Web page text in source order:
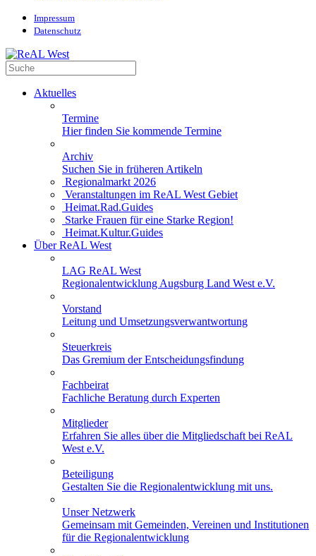
Impressum
Datenschutz
Aktuelles
Termine
Hier finden Sie kommende Termine
Archiv
Suchen Sie in früheren Artikeln
Regionalmarkt 2026
Veranstaltungen im ReAL West Gebiet
Heimat.Rad.Guides
Starke Frauen für eine Starke Region!
Heimat.Kultur.Guides
Über ReAL West
LAG ReAL West
Regionalentwicklung Augsburg Land West e.V.
Vorstand
Leitung und Umsetzungsverwantwortung
Steuerkreis
Das Gremium der Entscheidungsfindung
Fachbeirat
Fachliche Beratung durch Experten
Mitglieder
Erfahren Sie alles über die Mitgliedschaft bei ReAL
West e.V.
Beteiligung
Gestalten Sie die Regionalentwicklung mit uns.
Unser Netzwerk
Gemeinsam mit Gemeinden, Vereinen und Institutionen
für die Regionalentwicklung